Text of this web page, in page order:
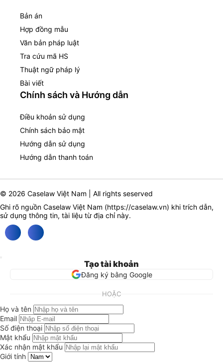
Bản án
Hợp đồng mẫu
Văn bản pháp luật
Tra cứu mã HS
Thuật ngữ pháp lý
Bài viết
Chính sách và Hướng dẫn
Điều khoản sử dụng
Chính sách bảo mật
Hướng dẫn sử dụng
Hướng dẫn thanh toán
© 2026 Caselaw Việt Nam | All rights seserved
Ghi rõ nguồn Caselaw Việt Nam (https://caselaw.vn) khi trích dẫn,
sử dụng thông tin, tài liệu từ địa chỉ này.
Tạo tài khoản
Đăng ký bằng Google
HOẶC
Họ và tên
Email
Số điện thoại
Mật khẩu
Xác nhận mật khẩu
Giới tính